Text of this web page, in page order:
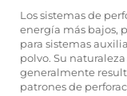
Los sistemas de
energía más bajos,
para sistemas
polvo. Su
generalmente
patrones de